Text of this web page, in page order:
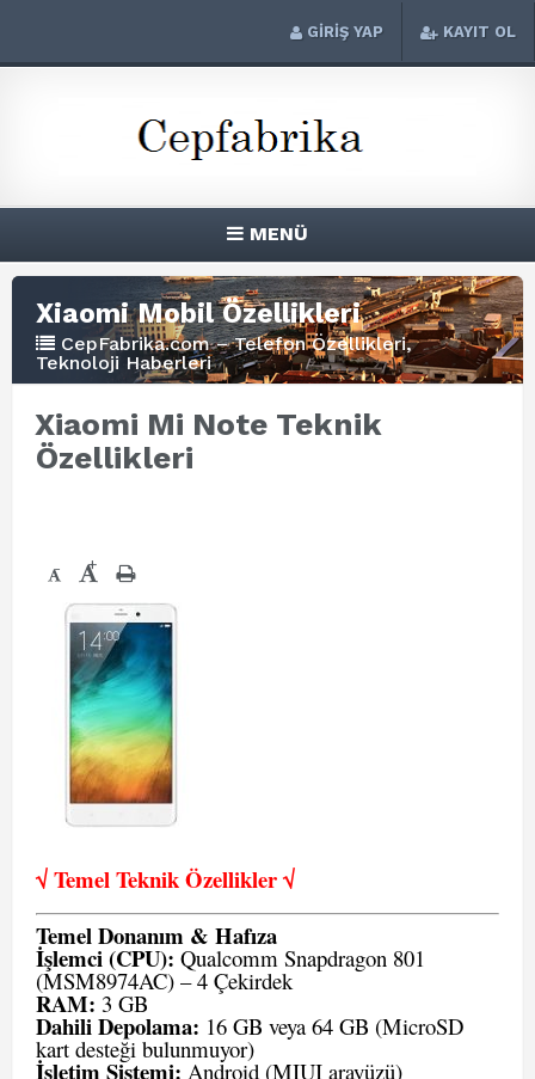
GİRİŞ YAP KAYIT OL
MENÜ
Xiaomi Mobil Özellikleri
CepFabrika.com – Telefon Özellikleri,
Teknoloji Haberleri
Xiaomi Mi Note Teknik
Özellikleri
- +
√ Temel Teknik Özellikler √
Temel Donanım & Hafıza
İşlemci (CPU): Qualcomm Snapdragon 801
(MSM8974AC) – 4 Çekirdek
RAM: 3 GB
Dahili Depolama: 16 GB veya 64 GB (MicroSD
kart desteği bulunmuyor)
İşletim Sistemi: Android (MIUI arayüzü)